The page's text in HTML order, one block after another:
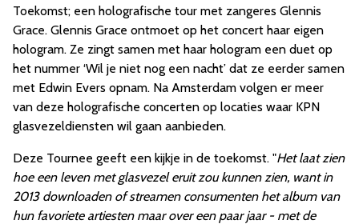
Toekomst; een holografische tour met zangeres Glennis
Grace. Glennis Grace ontmoet op het concert haar eigen
hologram. Ze zingt samen met haar hologram een duet op
het nummer ‘Wil je niet nog een nacht’ dat ze eerder samen
met Edwin Evers opnam. Na Amsterdam volgen er meer
van deze holografische concerten op locaties waar KPN
glasvezeldiensten wil gaan aanbieden.
Deze Tournee geeft een kijkje in de toekomst. "Het laat zien
hoe een leven met glasvezel eruit zou kunnen zien, want in
2013 downloaden of streamen consumenten het album van
hun favoriete artiesten maar over een paar jaar - met de